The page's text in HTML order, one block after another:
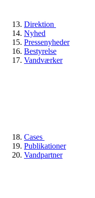
Direktion
Nyhed
Pressenyheder
Bestyrelse
Vandværker
Cases
Publikationer
Vandpartner